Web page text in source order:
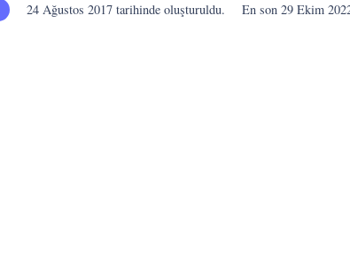
24 Ağustos 2017 tarihinde oluşturuldu. En son29 Ekim